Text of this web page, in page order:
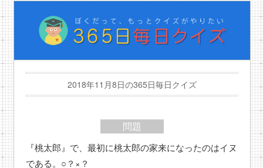
2018年11月8日の365日毎日クイズ
問題
『桃太郎』で、最初に桃太郎の家来になったのはイヌ
である。○？×？